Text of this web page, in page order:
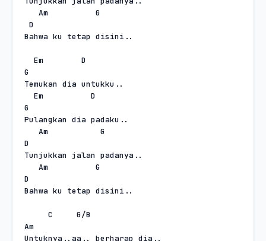
Am
G
D
Bahwa ku tetap disini..
Em
D
G
Temukan dia untukku..
Em
D
G
Pulangkan dia padaku..
Am
G
D
Tunjukkan jalan padanya..
Am
G
D
Bahwa ku tetap disini..
C
G/B
Am
Untuknya..aa.. berharap dia..